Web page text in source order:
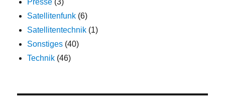
Satellitenfunk (6)
Satellitentechnik (1)
Sonstiges (40)
Technik (46)